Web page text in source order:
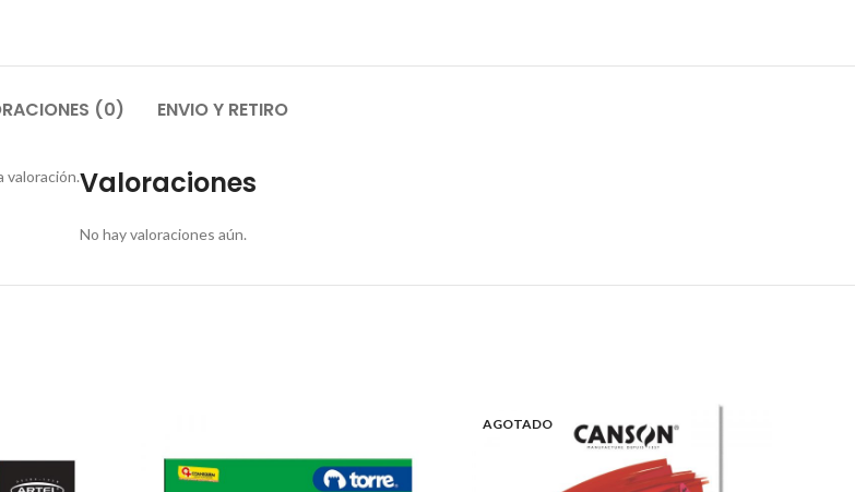
(0) ENVIO Y RETIRO
Valoraciones
No hay valoraciones aún.
valoración.
AGOTADO